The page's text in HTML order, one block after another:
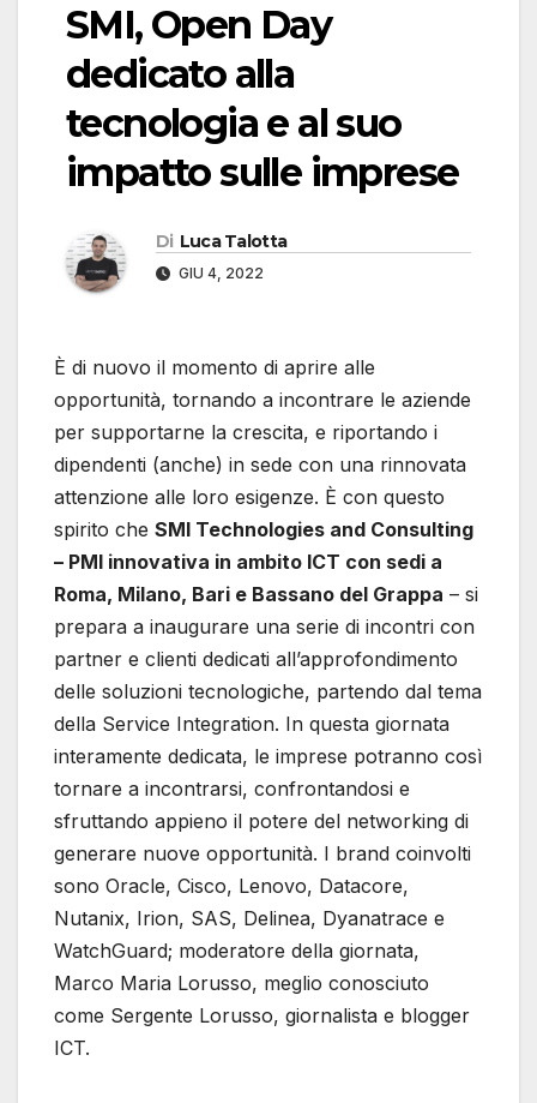
SMI, Open Day
dedicato alla
tecnologia e al suo
impatto sulle imprese
Di Luca Talotta
GIU 4, 2022
È di nuovo il momento di aprire alle
opportunità, tornando a incontrare le aziende
per supportarne la crescita, e riportando i
dipendenti (anche) in sede con una rinnovata
attenzione alle loro esigenze. È con questo
spirito che SMI Technologies and Consulting
– PMI innovativa in ambito ICT con sedi a
Roma, Milano, Bari e Bassano del Grappa – si
prepara a inaugurare una serie di incontri con
partner e clienti dedicati all’approfondimento
delle soluzioni tecnologiche, partendo dal tema
della Service Integration. In questa giornata
interamente dedicata, le imprese potranno così
tornare a incontrarsi, confrontandosi e
sfruttando appieno il potere del networking di
generare nuove opportunità. I brand coinvolti
sono Oracle, Cisco, Lenovo, Datacore,
Nutanix, Irion, SAS, Delinea, Dyanatrace e
WatchGuard; moderatore della giornata,
Marco Maria Lorusso, meglio conosciuto
come Sergente Lorusso, giornalista e blogger
ICT.